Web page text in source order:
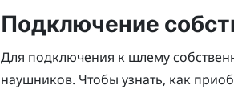
Подключение
Для подключения к шлему
наушников. Чтобы узнать, как